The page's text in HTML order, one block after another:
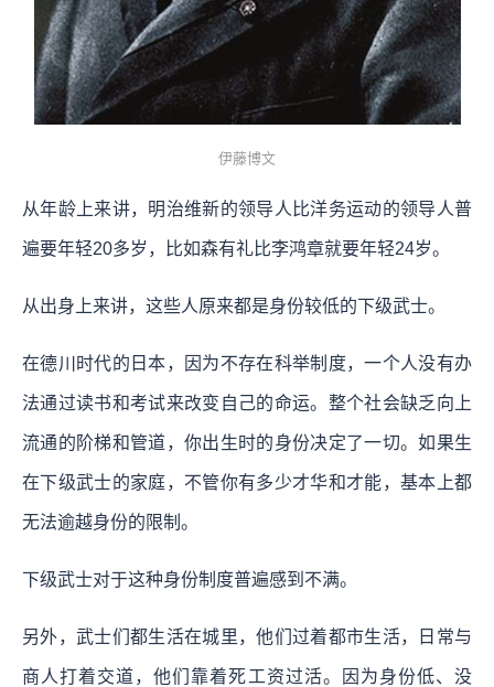
伊藤博文
从年龄上来讲，明治维新的领导人比洋务运动的领导人普
遍要年轻20多岁，比如森有礼比李鸿章就要年轻24岁。
从出身上来讲，这些人原来都是身份较低的下级武士。
在德川时代的日本，因为不存在科举制度，一个人没有办
法通过读书和考试来改变自己的命运。整个社会缺乏向上
流通的阶梯和管道，你出生时的身份决定了一切。如果生
在下级武士的家庭，不管你有多少才华和才能，基本上都
无法逾越身份的限制。
下级武士对于这种身份制度普遍感到不满。
另外，武士们都生活在城里，他们过着都市生活，日常与
商人打着交道，他们靠着死工资过活。因为身份低、没